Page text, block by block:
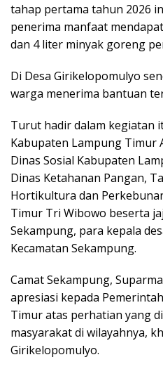
tahap pertama tahun 2026
penerima manfaat
dan 4 liter minyak goreng
Di Desa Girikelopomulyo
warga menerima bantuan
Turut hadir dalam kegiatan
Kabupaten Lampung Timur
Dinas Sosial Kabupaten
Dinas Ketahanan Pangan,
Hortikultura dan
Timur Tri Wibowo beserta
Sekampung, para kepala
Kecamatan Sekampung.
Camat Sekampung,
apresiasi kepada
Timur atas perhatian yang
masyarakat di wilayahnya,
Girikelopomulyo.